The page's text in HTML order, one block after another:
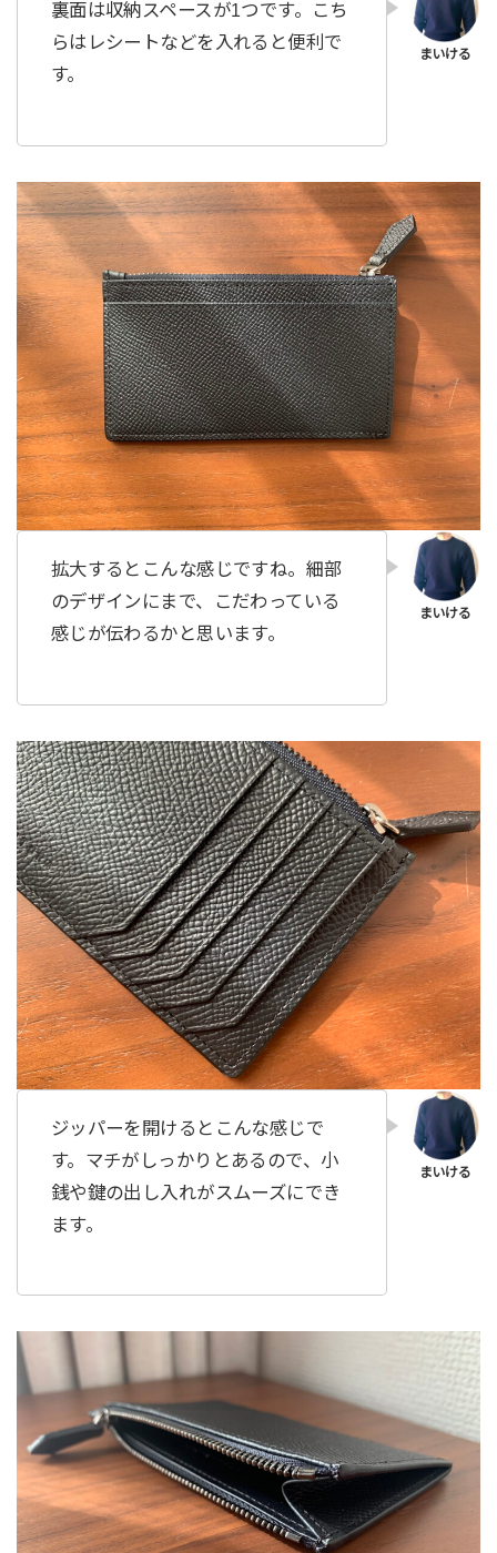
裏面は収納スペースが1つです。こち
らはレシートなどを入れると便利で
す。
拡大するとこんな感じですね。細部
のデザインにまで、こだわっている
感じが伝わるかと思います。
ジッパーを開けるとこんな感じで
す。マチがしっかりとあるので、小
銭や鍵の出し入れがスムーズにでき
ます。